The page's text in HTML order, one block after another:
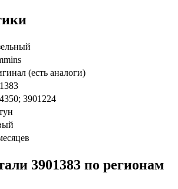
(есть аналоги)
3901224
3901383 по регионам